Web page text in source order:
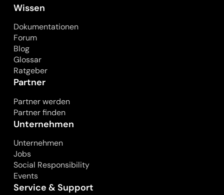
Wissen
Dokumentationen
Forum
Blog
Glossar
Ratgeber
Partner
Partner werden
Partner finden
Unternehmen
Unternehmen
Jobs
Social Responsibility
Events
Service & Support